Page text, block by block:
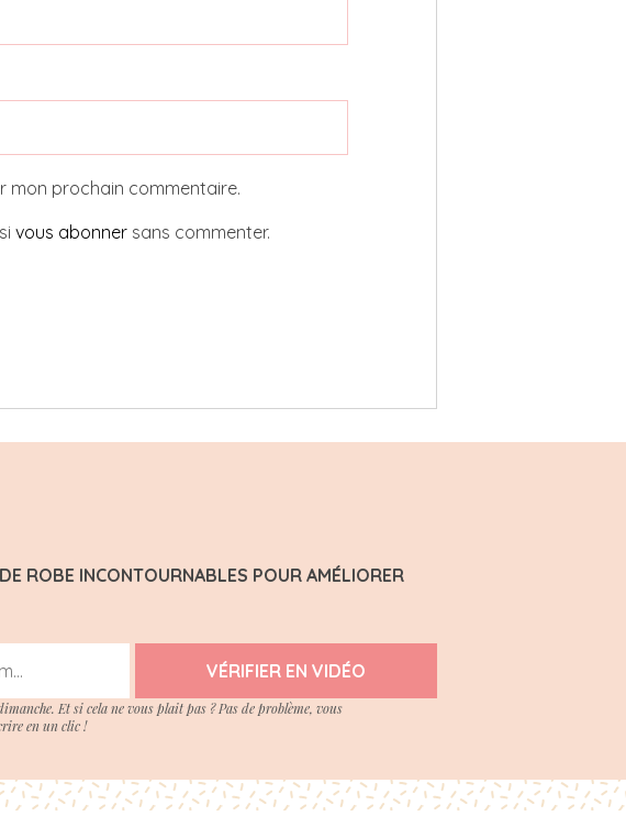
mon prochain commentaire.
vous abonner sans commenter.
ROBE INCONTOURNABLES POUR AMÉLIORER
VÉRIFIER EN VIDÉO
Et si cela ne vous plait pas ? Pas de problème, vous
en un clic !